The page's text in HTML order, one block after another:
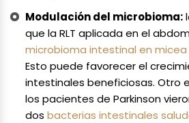
Modulación del microbioma:
que la RLT aplicada en el
microbioma intestinal en micea
Esto puede favorecer el
intestinales beneficiosas. Otro
los pacientes de Parkinson
dos bacterias intestinales